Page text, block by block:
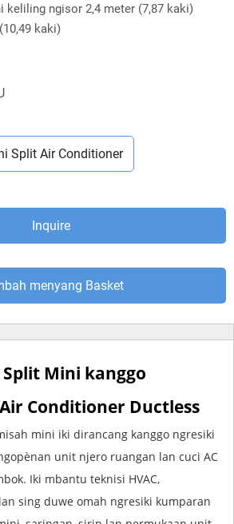
keliling ngisor 2,4 meter (7,87 kaki)
kaki)
Split Air Conditioner
Inquire
menyang Basket
Split Mini kanggo
Conditioner Ductless
mini iki dirancang kanggo ngresiki
unit njero ruangan lan cuci AC
Iki mbantu teknisi HVAC,
sing duwe omah ngresiki kumparan